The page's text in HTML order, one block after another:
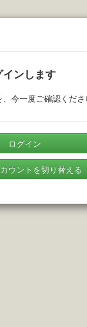
ンします
今一度ご確認くだ
ログイン
ウントを切り替える